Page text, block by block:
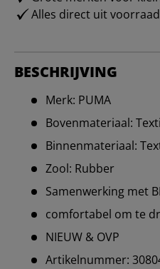
Alles direct uit
BESCHRIJVING
Merk: PUMA
Bovenmateriaal:
Binnenmateriaal:
Zool: Rubber
Samenwerking met
comfortabel om te
NIEUW & OVP
Artikelnummer: